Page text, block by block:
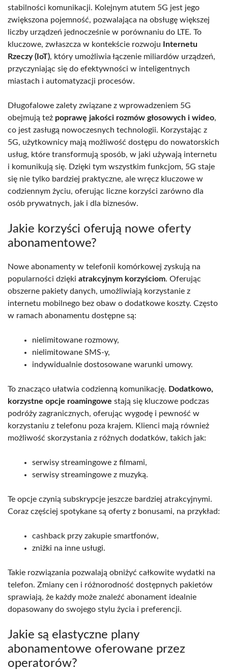
stabilności komunikacji. Kolejnym atutem 5G jest jego
zwiększona pojemność, pozwalająca na obsługę większej
liczby urządzeń jednocześnie w porównaniu do LTE. To
kluczowe, zwłaszcza w kontekście rozwoju
Internetu
Rzeczy (IoT), który umożliwia łączenie miliardów urządzeń,
przyczyniając się do efektywności w inteligentnych
miastach i automatyzacji procesów.
Długofalowe zalety związane z wprowadzeniem 5G
obejmują też poprawę jakości rozmów głosowych i wideo,
co jest zasługą nowoczesnych technologii. Korzystając z
5G, użytkownicy mają możliwość dostępu do nowatorskich
usług, które transformują sposób, w jaki używają internetu
i komunikują się. Dzięki tym wszystkim funkcjom, 5G staje
się nie tylko bardziej praktyczne, ale wręcz kluczowe w
codziennym życiu, oferując liczne korzyści zarówno dla
osób prywatnych, jak i dla biznesów.
Jakie korzyści oferują nowe oferty
abonamentowe?
Nowe abonamenty w telefonii komórkowej zyskują na
popularności dzięki atrakcyjnym korzyściom. Oferując
obszerne pakiety danych, umożliwiają korzystanie z
internetu mobilnego bez obaw o dodatkowe koszty. Często
w ramach abonamentu dostępne są:
nielimitowane rozmowy,
nielimitowane SMS-y,
indywidualnie dostosowane warunki umowy.
To znacząco ułatwia codzienną komunikację. Dodatkowo,
korzystne opcje roamingowe stają się kluczowe podczas
podróży zagranicznych, oferując wygodę i pewność w
korzystaniu z telefonu poza krajem. Klienci mają również
możliwość skorzystania z różnych dodatków, takich jak:
serwisy streamingowe z filmami,
serwisy streamingowe z muzyką.
Te opcje czynią subskrypcje jeszcze bardziej atrakcyjnymi.
Coraz częściej spotykane są oferty z bonusami, na przykład:
cashback przy zakupie smartfonów,
zniżki na inne usługi.
Takie rozwiązania pozwalają obniżyć całkowite wydatki na
telefon. Zmiany cen i różnorodność dostępnych pakietów
sprawiają, że każdy może znaleźć abonament idealnie
dopasowany do swojego stylu życia i preferencji.
Jakie są elastyczne plany
abonamentowe oferowane przez
operatorów?